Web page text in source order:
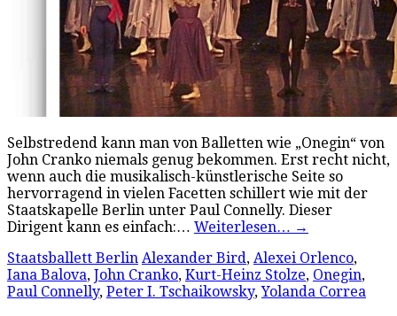
Selbstredend kann man von Balletten wie „Onegin“ von
John Cranko niemals genug bekommen. Erst recht nicht,
wenn auch die musikalisch-künstlerische Seite so
hervorragend in vielen Facetten schillert wie mit der
Staatskapelle Berlin unter Paul Connelly. Dieser
Dirigent kann es einfach:… Weiterlesen… →
Staatsballett Berlin Alexander Bird, Alexei Orlenco,
Iana Balova, John Cranko, Kurt-Heinz Stolze, Onegin,
Paul Connelly, Peter I. Tschaikowsky,Yolanda Correa